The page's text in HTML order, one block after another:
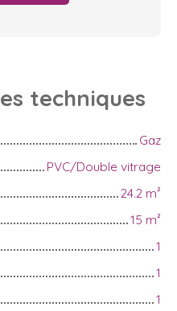
techniques
Gaz
PVC/Double vitrage
24.2 m²
15 m²
1
1
1